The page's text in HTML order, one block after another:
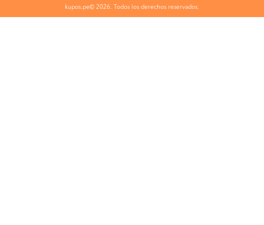
kupos.pe© 2026. Todos los derechos reservados.